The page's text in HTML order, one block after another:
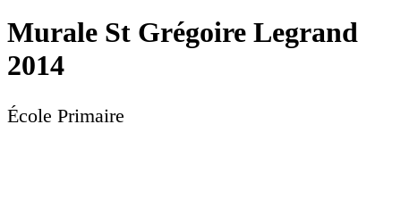
Murale St Grégoire Legrand
2014
École Primaire